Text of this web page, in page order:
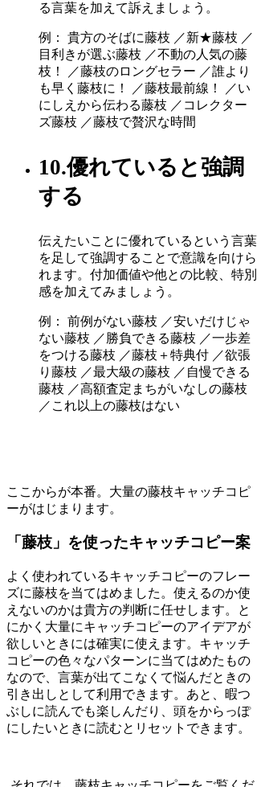
る言葉を加えて訴えましょう。
例： 貴方のそばに藤枝 ／新★藤枝 ／
目利きが選ぶ藤枝 ／不動の人気の藤
枝！ ／藤枝のロングセラー ／誰より
も早く藤枝に！ ／藤枝最前線！ ／い
にしえから伝わる藤枝 ／コレクター
ズ藤枝 ／藤枝で贅沢な時間
10.優れていると強調
する
伝えたいことに優れているという言葉
を足して強調することで意識を向けら
れます。付加価値や他との比較、特別
感を加えてみましょう。
例： 前例がない藤枝 ／安いだけじゃ
ない藤枝 ／勝負できる藤枝 ／一歩差
をつける藤枝 ／藤枝＋特典付 ／欲張
り藤枝 ／最大級の藤枝 ／自慢できる
藤枝 ／高額査定まちがいなしの藤枝
／これ以上の藤枝はない
ここからが本番。大量の藤枝キャッチコピ
ーがはじまります。
「藤枝」を使ったキャッチコピー案
よく使われているキャッチコピーのフレー
ズに藤枝を当てはめました。使えるのか使
えないのかは貴方の判断に任せします。と
にかく大量にキャッチコピーのアイデアが
欲しいときには確実に使えます。キャッチ
コピーの色々なパターンに当てはめたもの
なので、言葉が出てこなくて悩んだときの
引き出しとして利用できます。あと、暇つ
ぶしに読んでも楽しんだり、頭をからっぽ
にしたいときに読むとリセットできます。